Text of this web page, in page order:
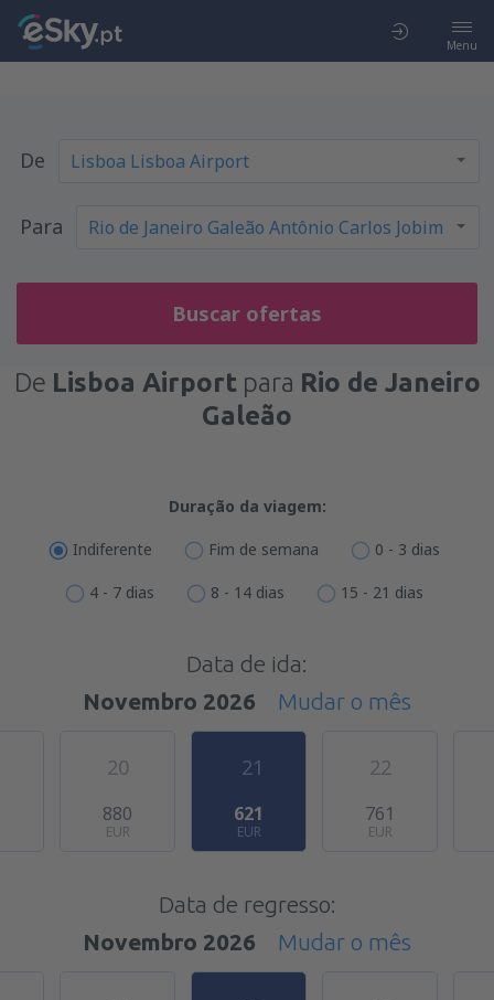
Menu
De
Para
Buscar ofertas
De Lisboa Airportpara Rio de Janeiro
Galeão
Duração da viagem:
Indiferente Fim de semana 0 - 3 dias
4 - 7 dias 8 - 14 dias 15 - 21 dias
Data de ida:
Novembro 2026
Mudar o mês
20
880
EUR
21
621
EUR
22
761
EUR
Data de regresso:
Novembro 2026
Mudar o mês